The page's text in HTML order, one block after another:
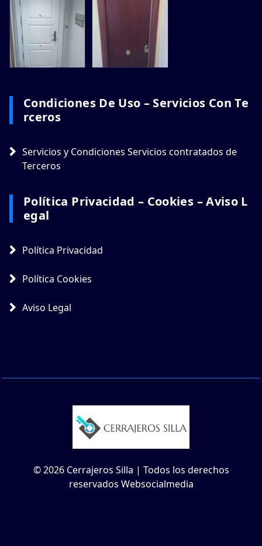
Condiciones De Uso – Servicios Con Te
Rceros
Servicios y Condiciones Servicios contratados de
Terceros
Política Privacidad – Cookies – Aviso L
Egal
Política Privacidad
Política Cookies
Aviso Legal
© 2026 Cerrajeros Silla | Todos los derechos
reservados Websocialmedia